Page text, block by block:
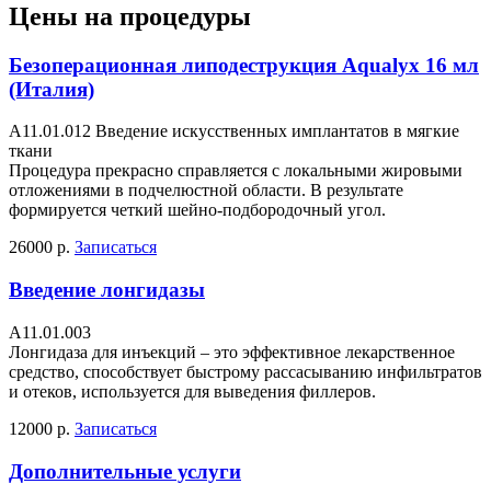
Цены на процедуры
Безоперационная липодеструкция Aqualyx 16 мл
(Италия)
А11.01.012 Введение искусственных имплантатов в мягкие
ткани
Процедура прекрасно справляется с локальными жировыми
отложениями в подчелюстной области. В результате
формируется четкий шейно-подбородочный угол.
26000 р. Записаться
Введение лонгидазы
А11.01.003
Лонгидаза для инъекций – это эффективное лекарственное
средство, способствует быстрому рассасыванию инфильтратов
и отеков, используется для выведения филлеров.
12000 р. Записаться
Дополнительные услуги